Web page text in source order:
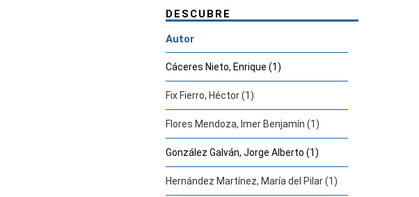
DESCUBRE
Autor
Cáceres Nieto, Enrique (1)
Fix Fierro, Héctor (1)
Flores Mendoza, Imer Benjamín (1)
González Galván, Jorge Alberto (1)
Hernández Martínez, María del Pilar (1)